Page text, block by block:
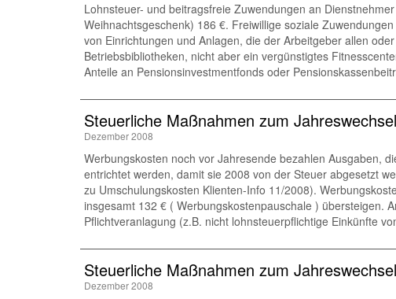
Lohnsteuer- und beitragsfreie Zuwendungen an
Weihnachtsgeschenk) 186 €. Freiwillige soziale
von Einrichtungen und Anlagen, die der Arbeitgeber allen
Betriebsbibliotheken, nicht aber ein vergünstigtes
Anteile an Pensionsinvestmentfonds oder
Steuerliche Maßnahmen zum
Dezember 2008
Werbungskosten noch vor Jahresende bezahlen Ausgaben,
entrichtet werden, damit sie 2008 von der Steuer abgesetzt
zu Umschulungskosten Klienten-Info 11/2008).
insgesamt 132 € ( Werbungskostenpauschale ) übersteigen.
Pflichtveranlagung (z.B. nicht lohnsteuerpflichtige Einkünfte
Steuerliche Maßnahmen zum
Dezember 2008